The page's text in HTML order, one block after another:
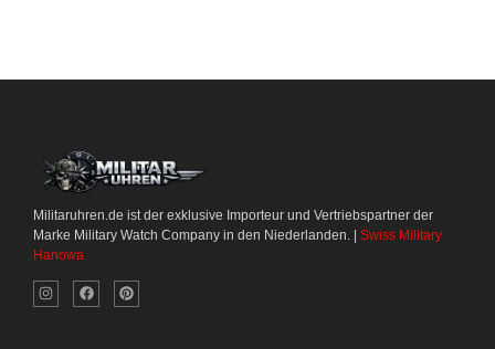
Militaruhren.de ist der exklusive Importeur und Vertriebspartner der
Marke Military Watch Company in den Niederlanden. | Swiss Military
Hanowa